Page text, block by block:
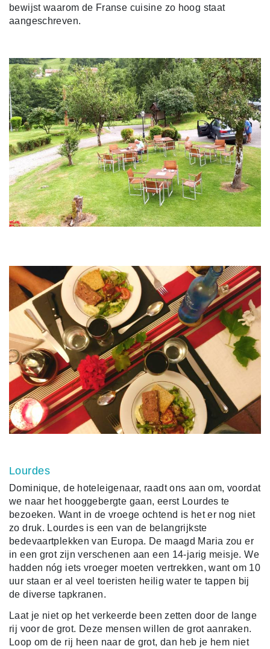
bewijst waarom de Franse cuisine zo hoog staat
aangeschreven.
Lourdes
Dominique, de hoteleigenaar, raadt ons aan om, voordat
we naar het hooggebergte gaan, eerst Lourdes te
bezoeken. Want in de vroege ochtend is het er nog niet
zo druk. Lourdes is een van de belangrijkste
bedevaartplekken van Europa. De maagd Maria zou er
in een grot zijn verschenen aan een 14-jarig meisje. We
hadden nóg iets vroeger moeten vertrekken, want om 10
uur staan er al veel toeristen heilig water te tappen bij
de diverse tapkranen.
Laat je niet op het verkeerde been zetten door de lange
rij voor de grot. Deze mensen willen de grot aanraken.
Loop om de rij heen naar de grot, dan heb je hem niet